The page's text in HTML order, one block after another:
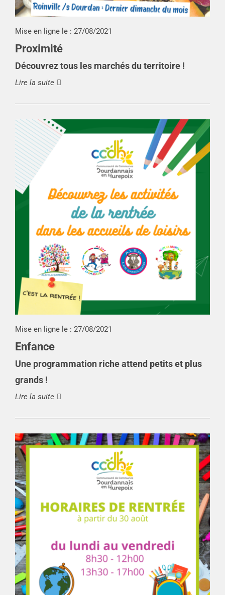
Mise en ligne le : 27/08/2021
Proximité
Découvrez tous les marchés du territoire !
Lire la suite
Mise en ligne le : 27/08/2021
Enfance
Une programmation riche attend petits et plus
grands !
Lire la suite